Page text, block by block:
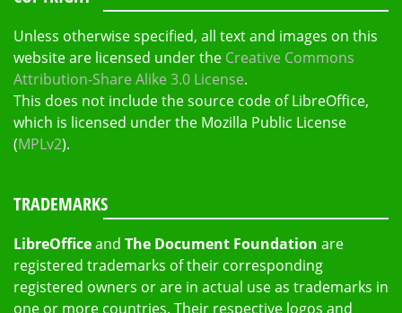
Unless otherwise specified, all text and images on this
website are licensed under the Creative Commons
Attribution-Share Alike 3.0 License.
This does not include the source code of LibreOffice,
which is licensed under the Mozilla Public License
(MPLv2).
TRADEMARKS
LibreOfficeand The Document Foundation are
registered trademarks of their corresponding
registered owners or are in actual use as trademarks in
one or more countries. Their respective logos and